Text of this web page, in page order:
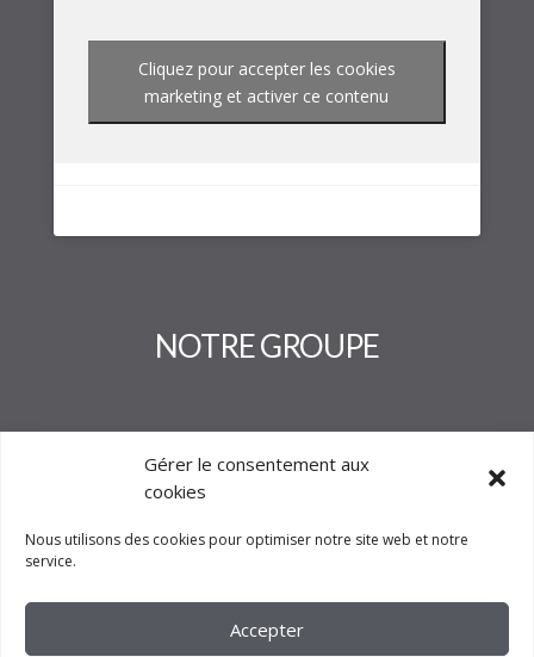
Gérer le consentement aux
cookies
Nous utilisons des cookies pour optimiser notre site web et notre
service.
Accepter
Cliquez pour accepter les cookies
marketing et activer ce contenu
NOTRE GROUPE